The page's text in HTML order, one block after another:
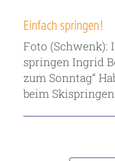
Einfach springen!
Foto (Schwenk):
springen Ingrid
zum Sonntag“
beim